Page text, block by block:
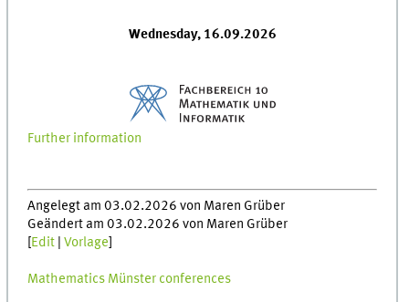
Wednesday, 16.09.2026
Further information
Angelegt am 03.02.2026 von Maren Grüber
Geändert am 03.02.2026 von Maren Grüber
Edit |Vorlage
Mathematics Münster conferences